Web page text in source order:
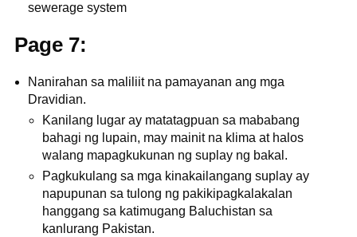
sewerage system
Page 7:
Nanirahan sa maliliit na pamayanan ang mga
Dravidian.
Kanilang lugar ay matatagpuan sa mababang
bahagi ng lupain, may mainit na klima at halos
walang mapagkukunan ng suplay ng bakal.
Pagkukulang sa mga kinakailangang suplay ay
napupunan sa tulong ng pakikipagkalakalan
hanggang sa katimugang Baluchistan sa
kanlurang Pakistan.